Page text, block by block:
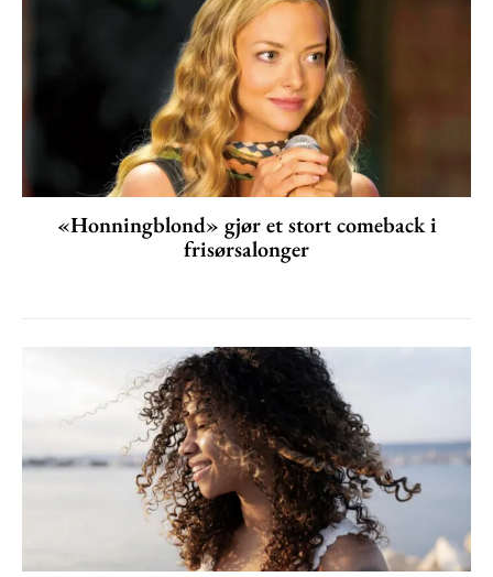
«Honningblond» gjør et stort comeback i
frisørsalonger